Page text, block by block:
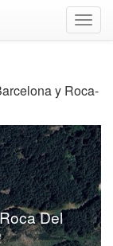
y Roca-
Del